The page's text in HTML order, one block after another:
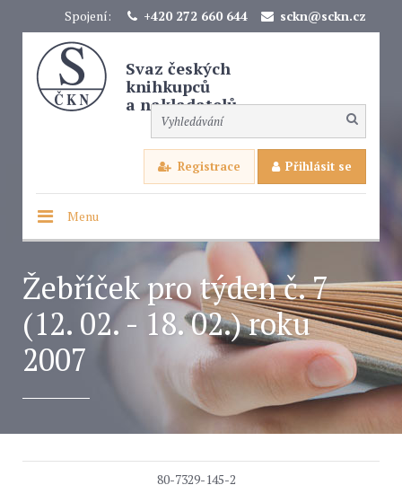
Spojení: +420 272 660 644 sckn@sckn.cz
Svaz českých
knihkupců
a nakladatelů
Registrace Přihlásit se
Menu
Žebříček pro týden č. 7
(12. 02. - 18. 02.) roku
2007
80-7329-145-2